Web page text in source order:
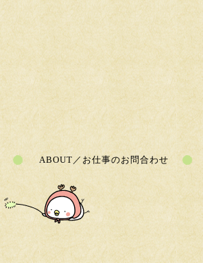
ABOUT／お仕事のお問合わせ